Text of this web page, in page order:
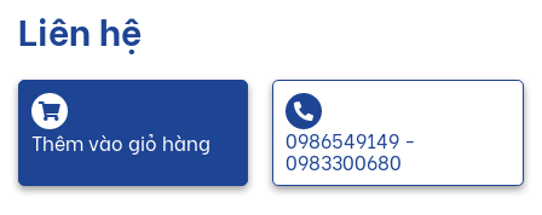
Liên hệ
Thêm vào giỏ hàng 0986549149 -
0983300680